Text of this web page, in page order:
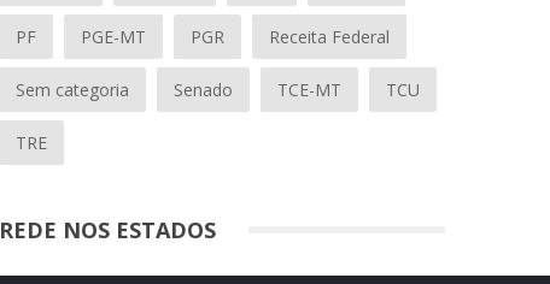
PF PGE-MT PGR Receita Federal
Sem categoria Senado TCE-MT TCU
TRE
REDE NOS ESTADOS